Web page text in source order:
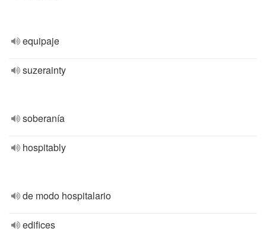
equipaje
suzerainty
soberanía
hospitably
de modo hospitalario
edifices